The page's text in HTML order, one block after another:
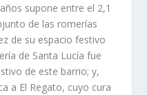
supone entre el 2,1
de las romerí­as
de su espacio festivo
de Santa Lucí­a fue
de este barrio; y,
a El Regato, cuyo cura